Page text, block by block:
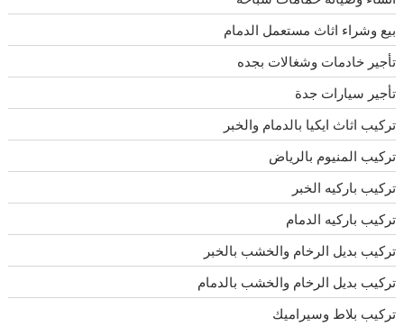
بيع وشراء اثاث مستعمل الدمام
تأجير خادمات وشغالات بجده
تأجير سيارات جدة
تركيب اثاث ايكيا بالدمام والخبر
تركيب المنيوم بالرياض
تركيب باركيه الخبر
تركيب باركيه الدمام
تركيب بديل الرخام والخشب بالخبر
تركيب بديل الرخام والخشب بالدمام
تركيب بلاط وسيراميك